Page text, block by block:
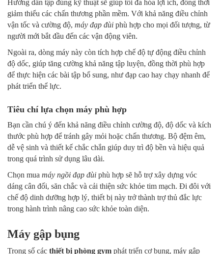
Hướng dẫn tập đúng kỹ thuật sẽ giúp tối đa hóa lợi ích, đồng thời
giảm thiểu các chấn thương phần mềm. Với khả năng điều chỉnh
vận tốc và cường độ, máy đạp đùi phù hợp cho mọi đối tượng, từ
người mới bắt đầu đến các vận động viên.
Ngoài ra, dòng máy này còn tích hợp chế độ tự động điều chỉnh
độ dốc, giúp tăng cường khả năng tập luyện, đồng thời phù hợp
để thực hiện các bài tập bổ sung, như đạp cao hay chạy nhanh để
phát triển thể lực.
Tiêu chí lựa chọn máy phù hợp
Bạn cần chú ý đến khả năng điều chỉnh cường độ, độ dốc và kích
thước phù hợp để tránh gây mỏi hoặc chấn thương. Bộ đệm êm,
dễ vệ sinh và thiết kế chắc chắn giúp duy trì độ bền và hiệu quả
trong quá trình sử dụng lâu dài.
Chọn mua máy ngồi đạp đùi phù hợp sẽ hỗ trợ xây dựng vóc
dáng cân đối, săn chắc và cải thiện sức khỏe tim mạch. Đi đôi với
chế độ dinh dưỡng hợp lý, thiết bị này trở thành trợ thủ đắc lực
trong hành trình nâng cao sức khỏe toàn diện.
Máy gập bụng
Trong số các thiết bị phòng gym phát triển cơ bụng, máy gập